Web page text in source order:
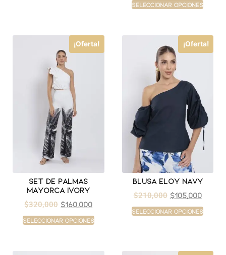
Seleccionar opciones
¡Oferta!
Set de palmas
mayorca ivory
$320,000 $160,000
Seleccionar opciones
¡Oferta!
Blusa eloy navy
$210,000 $105,000
Seleccionar opciones